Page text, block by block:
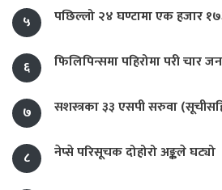
५
पछिल्लो २४ घण्टामा एक हजार
६ फिलिपिन्समा पहिरोमा परी चार
७ सशस्त्रका ३३ एसपी सरुवा
८ नेप्से परिसूचक दोहोरो अङ्कले घट्यो